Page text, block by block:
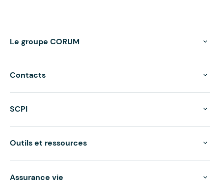
Le groupe CORUM
Contacts
SCPI
Outils et ressources
Assurance vie